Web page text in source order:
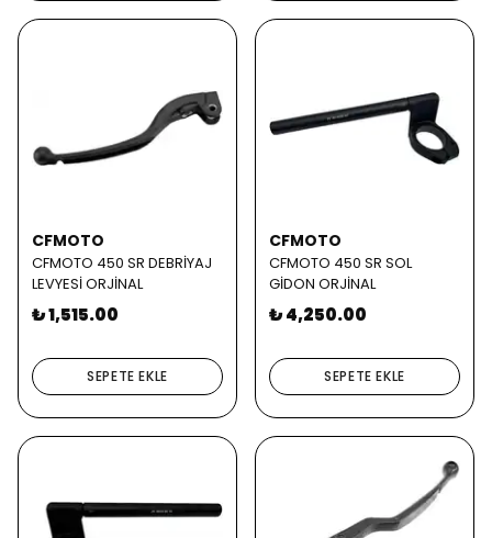
CFMOTO
CFMOTO 450 SR DEBRİYAJ
LEVYESİ ORJİNAL
₺ 1,515.00
SEPETE EKLE
CFMOTO
CFMOTO 450 SR SOL
GİDON ORJİNAL
₺ 4,250.00
SEPETE EKLE